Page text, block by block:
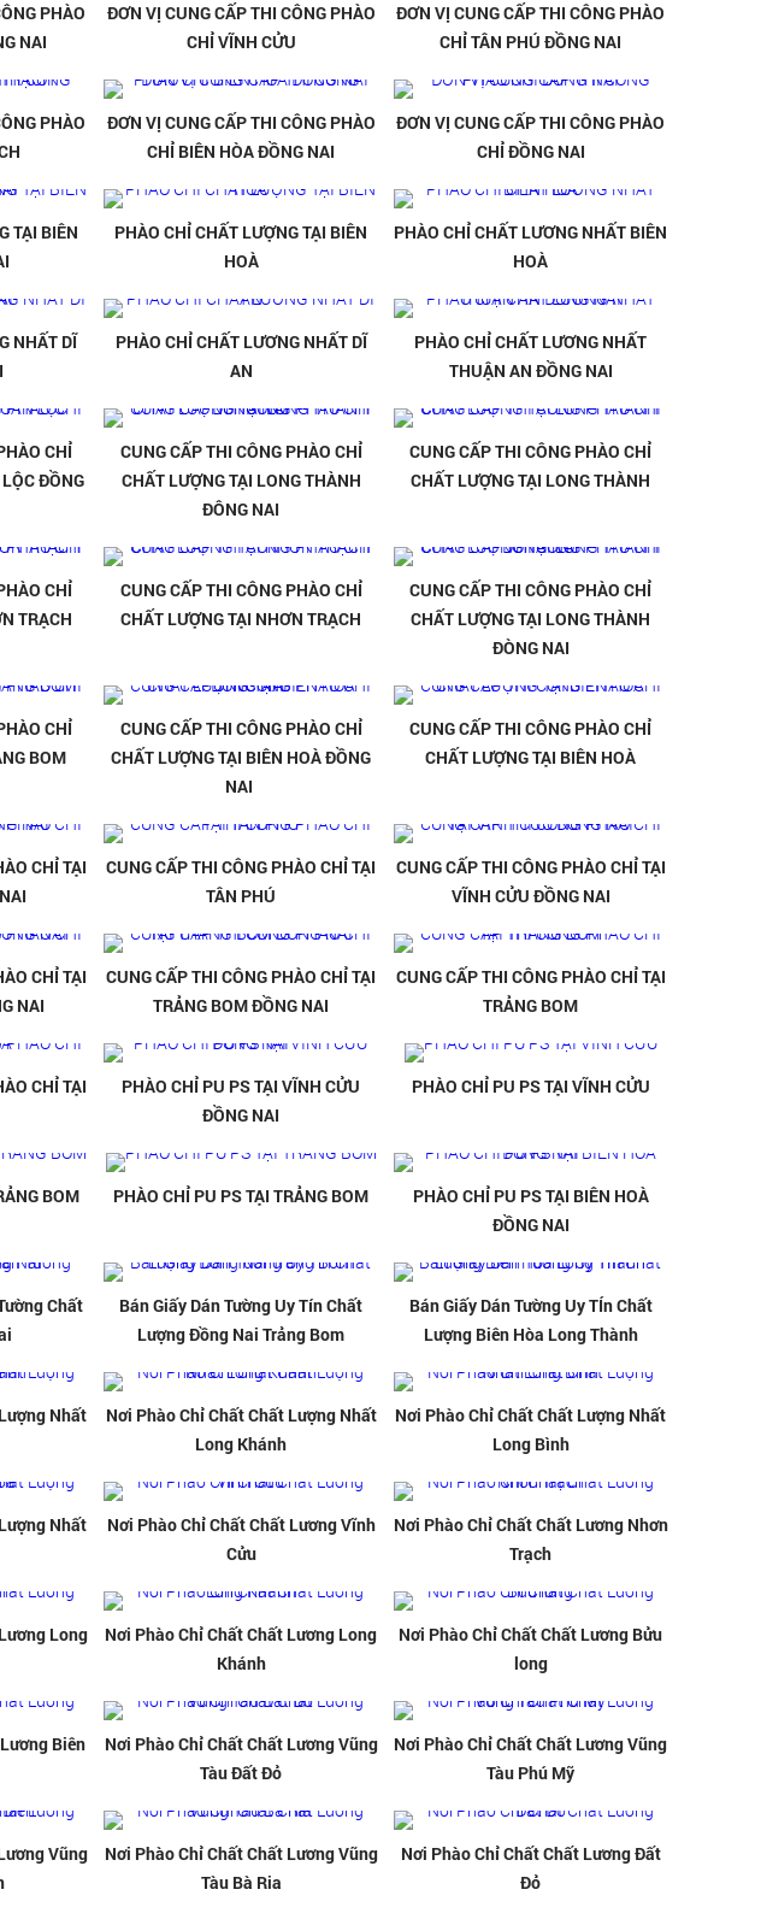
PHÀO
NAI
ĐƠN VỊ CUNG CẤP THI CÔNG PHÀO
CHỈ VĨNH CỬU
ĐƠN VỊ CUNG CẤP THI CÔNG PHÀO
CHỈ TÂN PHÚ ĐỒNG NAI
PHÀO
ĐƠN VỊ CUNG CẤP THI CÔNG PHÀO
CHỈ BIÊN HÒA ĐỒNG NAI
ĐƠN VỊ CUNG CẤP THI CÔNG PHÀO
CHỈ ĐỒNG NAI
TẠI BIÊN
PHÀO CHỈ CHẤT LƯỢNG TẠI BIÊN
HOÀ
PHÀO CHỈ CHẤT LƯƠNG NHẤT BIÊN
HOÀ
NHẤT DĨ
PHÀO CHỈ CHẤT LƯƠNG NHẤT DĨ
AN
PHÀO CHỈ CHẤT LƯƠNG NHẤT
THUẬN AN ĐỒNG NAI
CHỈ
ĐỒNG
CUNG CẤP THI CÔNG PHÀO CHỈ
CHẤT LƯỢNG TẠI LONG THÀNH
ĐÔNG NAI
CUNG CẤP THI CÔNG PHÀO CHỈ
CHẤT LƯỢNG TẠI LONG THÀNH
CHỈ
TRẠCH
CUNG CẤP THI CÔNG PHÀO CHỈ
CHẤT LƯỢNG TẠI NHƠN TRẠCH
CUNG CẤP THI CÔNG PHÀO CHỈ
CHẤT LƯỢNG TẠI LONG THÀNH
ĐÒNG NAI
CHỈ
BOM
CUNG CẤP THI CÔNG PHÀO CHỈ
CHẤT LƯỢNG TẠI BIÊN HOÀ ĐỒNG
NAI
CUNG CẤP THI CÔNG PHÀO CHỈ
CHẤT LƯỢNG TẠI BIÊN HOÀ
CHỈ TẠI
CUNG CẤP THI CÔNG PHÀO CHỈ TẠI
TÂN PHÚ
CUNG CẤP THI CÔNG PHÀO CHỈ TẠI
VĨNH CỬU ĐỒNG NAI
CHỈ TẠI
NAI
CUNG CẤP THI CÔNG PHÀO CHỈ TẠI
TRẢNG BOM ĐỒNG NAI
CUNG CẤP THI CÔNG PHÀO CHỈ TẠI
TRẢNG BOM
CHỈ TẠI
PHÀO CHỈ PU PS TẠI VĨNH CỬU
ĐỒNG NAI
PHÀO CHỈ PU PS TẠI VĨNH CỬU
BOM
PHÀO CHỈ PU PS TẠI TRẢNG BOM
PHÀO CHỈ PU PS TẠI BIÊN HOÀ
ĐỒNG NAI
Chất
Bán Giấy Dán Tường Uy Tín Chất
Lượng Đồng Nai Trảng Bom
Bán Giấy Dán Tường Uy TÍn Chất
Lượng Biên Hòa Long Thành
Nhất
Nơi Phào Chỉ Chất Chất Lượng Nhất
Long Khánh
Nơi Phào Chỉ Chất Chất Lượng Nhất
Long Bình
Nhất
Nơi Phào Chỉ Chất Chất Lương Vĩnh
Cửu
Nơi Phào Chỉ Chất Chất Lương Nhơn
Trạch
Long
Nơi Phào Chỉ Chất Chất Lương Long
Khánh
Nơi Phào Chỉ Chất Chất Lương Bửu
long
Biên
Nơi Phào Chỉ Chất Chất Lương Vũng
Tàu Đất Đỏ
Nơi Phào Chỉ Chất Chất Lương Vũng
Tàu Phú Mỹ
Vũng
Nơi Phào Chỉ Chất Chất Lương Vũng
Tàu Bà Ria
Nơi Phào Chỉ Chất Chất Lương Đất
Đỏ